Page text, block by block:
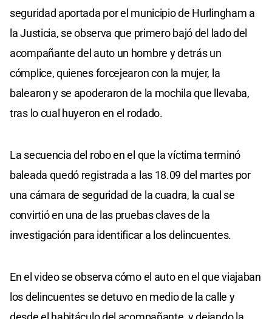
seguridad aportada por el municipio de Hurlingham a
la Justicia, se observa que primero bajó del lado del
acompañante del auto un hombre y detrás un
cómplice, quienes forcejearon con la mujer, la
balearon y se apoderaron de la mochila que llevaba,
tras lo cual huyeron en el rodado.
La secuencia del robo en el que la víctima terminó
baleada quedó registrada a las 18.09 del martes por
una cámara de seguridad de la cuadra, la cual se
convirtió en una de las pruebas claves de la
investigación para identificar a los delincuentes.
En el video se observa cómo el auto en el que viajaban
los delincuentes se detuvo en medio de la calle y